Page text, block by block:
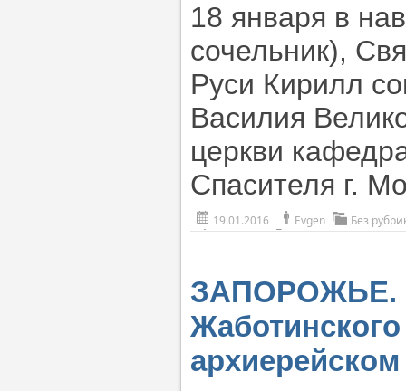
18 января в
сочельник),
Руси Кирилл
Василия
церкви
Спасителя г.
19.01.2016 Evgen Без
ЗАПОРОЖЬЕ.